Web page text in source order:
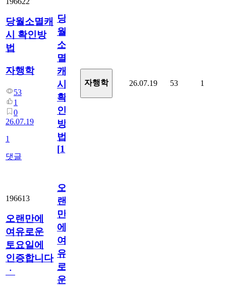
당월소멸캐
시 확인방
법
자행학
53
1
0
26.07.19
1
댓글
당
월
소
멸
캐
시
확
인
방
법
[1]
자행학 26.07.19 53 1
196613
오랜만에
여유로운
토요일에
인증합니다
ㆍ
오
랜
만
에
여
유
로
운